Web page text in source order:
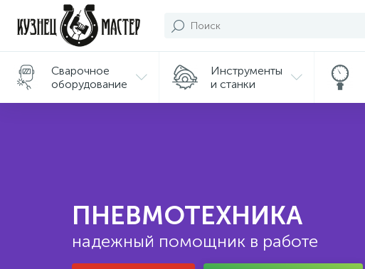
Сварочное
оборудование
Инструменты
и станки
ПНЕВМОТЕХНИКА
надежный помощник в работе